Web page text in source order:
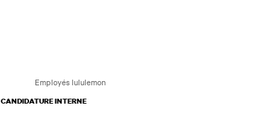
Employés lululemon
CANDIDATURE INTERNE